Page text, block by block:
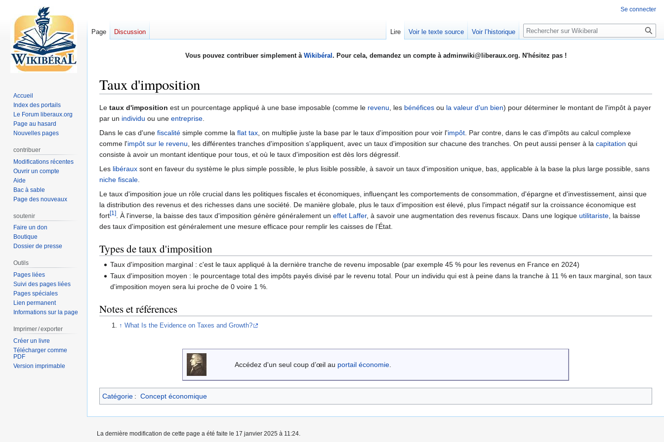
Vous pouvez contribuer simplement à Wikibéral . Pour cela, demandez un compte à adminwiki@liberaux.org. N'hésitez pas !
Taux d'imposition
Aller
à
la
navigation
Aller
à
la
recherche
Le taux d'imposition est un pourcentage appliqué à une base imposable (comme le revenu, les bénéfices ou la valeur d'un bien) pour déterminer le montant de l'impôt à payer
par un individu ou une entreprise.
Dans le cas d'une fiscalité simple comme la flat tax, on multiplie juste la base par le taux d'imposition pour voir l'impôt. Par contre, dans le cas d'impôts au calcul complexe
comme l'impôt sur le revenu, les différentes tranches d'imposition s'appliquent, avec un taux d'imposition sur chacune des tranches. On peut aussi penser à la capitation qui
consiste à avoir un montant identique pour tous, et où le taux d'imposition est dès lors dégressif.
Les libéraux sont en faveur du système le plus simple possible, le plus lisible possible, à savoir un taux d'imposition unique, bas, applicable à la base la plus large possible, sans
niche fiscale.
Le taux d'imposition joue un rôle crucial dans les politiques fiscales et économiques, influençant les comportements de consommation, d'épargne et d'investissement, ainsi que
la distribution des revenus et des richesses dans une société. De manière globale, plus le taux d'imposition est élevé, plus l'impact négatif sur la croissance économique est
fort[1]. À l'inverse, la baisse des taux d'imposition génère généralement un effet Laffer, à savoir une augmentation des revenus fiscaux. Dans une logique utilitariste, la baisse
des taux d'imposition est généralement une mesure efficace pour remplir les caisses de l’État.
Types de taux d'imposition
Taux d'imposition marginal : c'est le taux appliqué à la dernière tranche de revenu imposable (par exemple 45 % pour les revenus en France en 2024)
Taux d'imposition moyen : le pourcentage total des impôts payés divisé par le revenu total. Pour un individu qui est à peine dans la tranche à 11 % en taux marginal, son taux
d'imposition moyen sera lui proche de 0 voire 1 %.
Notes et références
↑ What Is the Evidence on Taxes and Growth?
Accédez d'un seul coup d’œil au portail économie.
Catégorie : Concept économique
Se connecter
Page Discussion Lire Voir le texte source Voir l’historique Rechercher
Accueil
Index des portails
Le Forum liberaux.org
Page au hasard
Nouvelles pages
contribuer
Modifications récentes
Ouvrir un compte
Aide
Bac à sable
Page des nouveaux
soutenir
Faire un don
Boutique
Dossier de presse
Outils
Pages liées
Suivi des pages liées
Pages spéciales
Lien permanent
Informations sur la page
Imprimer / exporter
Créer un livre
Télécharger comme
PDF
Version imprimable
La dernière modification de cette page a été faite le 17 janvier 2025 à 11:24.